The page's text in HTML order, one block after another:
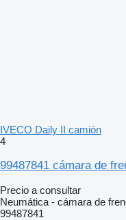
IVECO Daily II camión
4
99487841 cámara de
Precio a consultar
Neumática - cámara de
99487841